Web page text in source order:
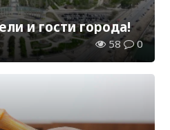
и гости города!
58 0